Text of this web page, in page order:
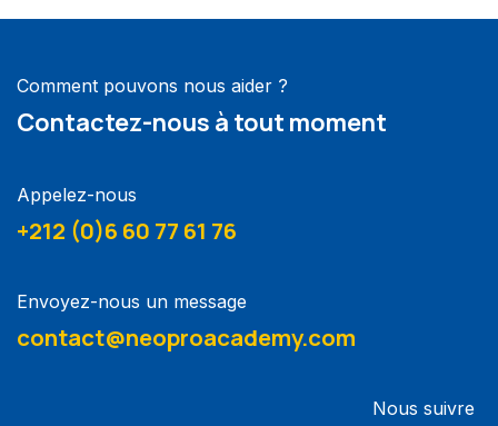
Comment pouvons nous aider ?
Contactez-nous à tout moment
Appelez-nous
+212 (0)6 60 77 61 76
Envoyez-nous un message
contact@neoproacademy.com
Nous suivre